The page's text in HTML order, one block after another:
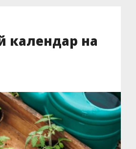
календар на